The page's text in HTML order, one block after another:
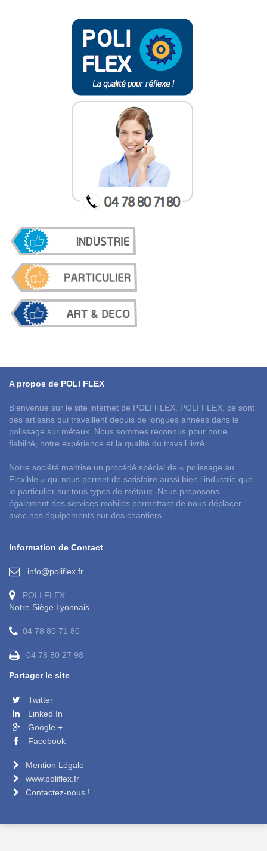
A propos de POLI FLEX
Bienvenue sur le site internet de POLI FLEX. POLI FLEX, ce sont
des artisans qui travaillent depuis de longues années dans le
polissage sur métaux. Nous sommes reconnus pour notre
fiabilité, notre expérience et la qualité du travail livré.
Notre société maitrise un procédé spécial de « polissage au
Flexible » qui nous permet de satisfaire aussi bien l’industrie que
le particulier sur tous types de métaux. Nous proposons
également des services mobiles permettant de nous déplacer
avec nos équipements sur des chantiers.
Information de Contact
info@poliflex.fr
POLI FLEX
Notre Siège Lyonnais
04 78 80 71 80
04 78 80 27 98
Partager le site
Twitter
Linked In
Google +
Facebook
Mention Légale
www.poliflex.fr
Contactez-nous !